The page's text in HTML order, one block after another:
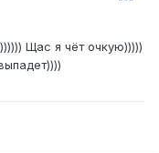
Щас я чёт очкую)))))